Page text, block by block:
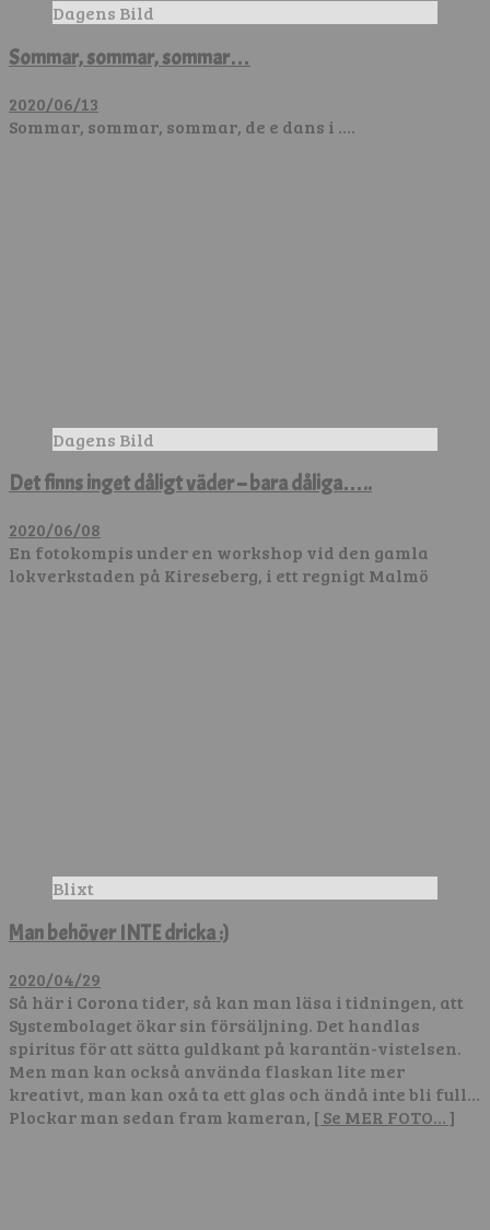
Dagens Bild
Sommar, sommar, sommar…
2020/06/13
Sommar, sommar, sommar, de e dans i ….
Dagens Bild
Det finns inget dåligt väder – bara dåliga…..
2020/06/08
En fotokompis under en workshop vid den gamla
lokverkstaden på Kireseberg, i ett regnigt Malmö
Blixt
Man behöver INTE dricka :)
2020/04/29
Så här i Corona tider, så kan man läsa i tidningen, att
Systembolaget ökar sin försäljning. Det handlas
spiritus för att sätta guldkant på karantän-vistelsen.
Men man kan också använda flaskan lite mer
kreativt, man kan oxå ta ett glas och ändå inte bli full…
Plockar man sedan fram kameran, [ Se MER FOTO… ]